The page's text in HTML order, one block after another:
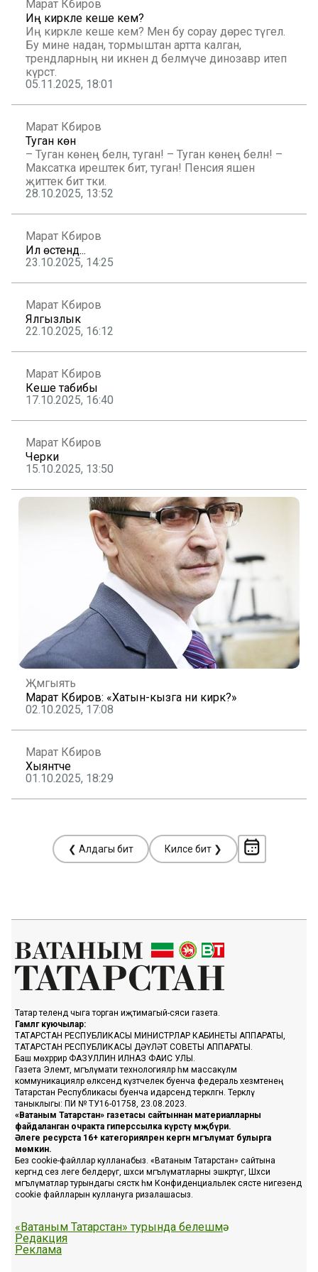
Марат Кәбиров
Иң кирәкле кеше кем?
Иң кирәкле кеше кем? Менә бу сорау дөрес түгел.
Бу мине надан, тормыштан артта калган,
трендларның ни икәнен дә белмәүче динозавр итеп
күрсәтә.
05.11.2025, 18:01
Марат Кәбиров
Туган көн
– Туган көнең белән, туган! – Туган көнең белән! –
Максатка ирештек бит, туган! Пенсия яшенә
җиттек бит тәки.
28.10.2025, 13:52
Марат Кәбиров
Ил өстендә...
23.10.2025, 14:25
Марат Кәбиров
Ялгызлык
22.10.2025, 16:12
Марат Кәбиров
Кеше табибы
17.10.2025, 16:40
Марат Кәбиров
Черки
15.10.2025, 13:50
Җәмгыять
Марат Кәбиров: «Хатын-кызга ни кирәк?»
02.10.2025, 17:08
Марат Кәбиров
Хыянәтче
01.10.2025, 18:29
❮ Алдагы бит Киләсе бит ❯
Татар телендә чыга торган иҗтимагый-сәяси газета.
Гамәлгә куючылар:
ТАТАРСТАН РЕСПУБЛИКАСЫ МИНИСТРЛАР КАБИНЕТЫ АППАРАТЫ,
ТАТАРСТАН РЕСПУБЛИКАСЫ ДӘҮЛӘТ СОВЕТЫ АППАРАТЫ.
Баш мөхәррир ФАЗУЛЛИН ИЛНАЗ ФАИС УЛЫ.
Газета Элемтә, мәгълүмати технологияләр һәм массакүләм
коммуникацияләр өлкәсендә күзәтчелек буенча федераль хезмәтенең
Татарстан Республикасы буенча идарәсендә теркәлгән. Теркәлү
таныклыгы: ПИ № ТУ16-01758, 23.08.2023.
«Ватаным Татарстан» газетасы сайтыннан материалларны
файдаланган очракта гиперссылка күрсәтү мәҗбүри.
Әлеге ресурста 16+ категорияләренә кергән мәгълүмат булырга
мөмкин.
Без cookie-файллар кулланабыз. «Ватаным Татарстан» сайтына
кергәндә сез әлеге белдерүгә, шәхси мәгълүматларны эшкәртүгә, Шәхси
мәгълүматлар турындагы сәясәткә һәм Конфиденциальлек сәясәте нигезендә
cookie файлларын куллануга ризалашасыз.
«Ватаным Татарстан» турында белешмә
Редакция
Реклама